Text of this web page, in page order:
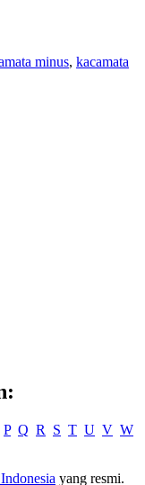
minus, kacamata
P Q R S T U V W
yang resmi.